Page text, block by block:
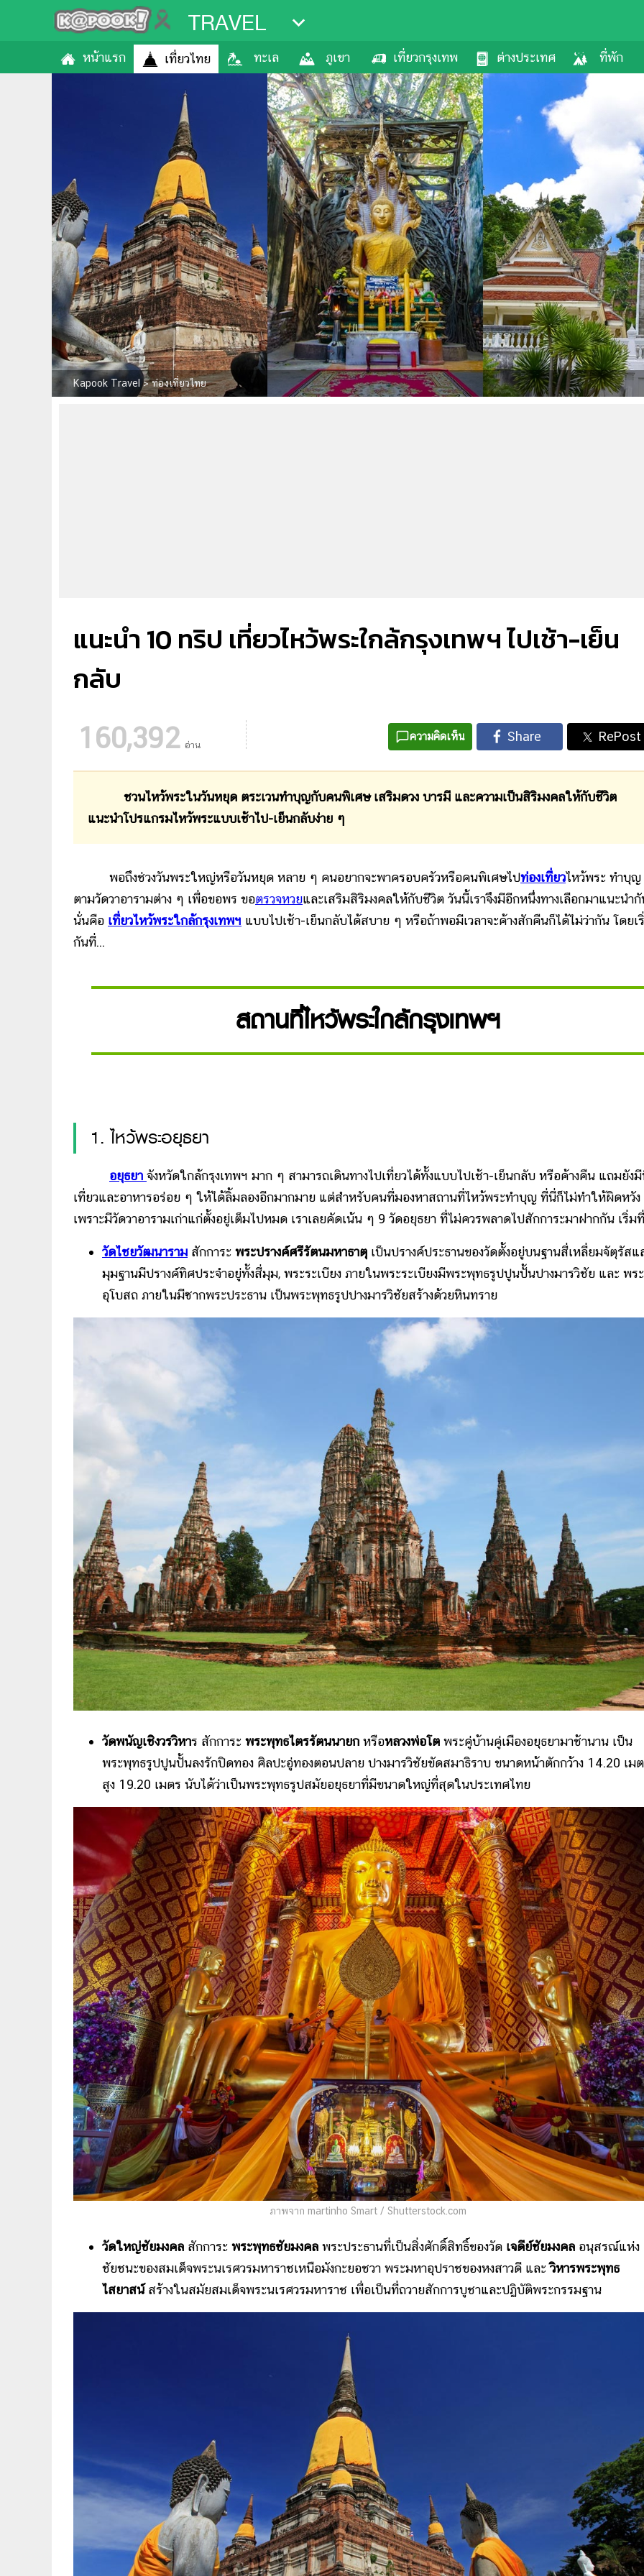
TRAVEL
หน้าแรก เที่ยวไทย ทะเล ภูเขา เที่ยวกรุงเทพ ต่างประเทศ ที่พัก
Kapook Travel >ท่องเที่ยวไทย
แนะนำ 10 ทริป เที่ยวไหว้พระใกล้กรุงเทพฯ ไปเช้า-เย็น
กลับ
160,392 อ่าน
ความคิดเห็น
ชวนไหว้พระในวันหยุด ตระเวนทำบุญกับคนพิเศษ เสริมดวง บารมี และความเป็นสิริมงคลให้กับชีวิต
แนะนำโปรแกรมไหว้พระแบบเช้าไป-เย็นกลับง่าย ๆ
พอถึงช่วงวันพระใหญ่หรือวันหยุด หลาย ๆ คนอยากจะพาครอบครัวหรือคนพิเศษไปท่องเที่ยวไหว้พระ ทำบุญ
ตามวัดวาอารามต่าง ๆ เพื่อขอพร ขอตรวจหวยและเสริมสิริมงคลให้กับชีวิต วันนี้เราจึงมีอีกหนึ่งทางเลือกมาแนะนำ
นั่นคือ เที่ยวไหว้พระใกล้กรุงเทพฯ แบบไปเช้า-เย็นกลับได้สบาย ๆ หรือถ้าพอมีเวลาจะค้างสักคืนก็ได้ไม่ว่ากัน โดยเ
กันที่...
สถานที่ไหว้พระใกล้กรุงเทพฯ
1. ไหว้พระอยุธยา
อยุธยา จังหวัดใกล้กรุงเทพฯ มาก ๆ สามารถเดินทางไปเที่ยวได้ทั้งแบบไปเช้า-เย็นกลับ หรือค้างคืน แถมยัง
เที่ยวและอาหารอร่อย ๆ ให้ได้ลิ้มลองอีกมากมาย แต่สำหรับคนที่มองหาสถานที่ไหว้พระทำบุญ ที่นี่ก็ไม่ทำให้ผิดหวัง
เพราะมีวัดวาอารามเก่าแก่ตั้งอยู่เต็มไปหมด เราเลยคัดเน้น ๆ 9 วัดอยุธยา ที่ไม่ควรพลาดไปสักการะมาฝากกัน เริ่มที่
วัดไชยวัฒนาราม สักการะ พระปรางค์ศรีรัตนมหาธาตุ เป็นปรางค์ประธานของวัดตั้งอยู่บนฐานสี่เหลี่ยมจัตุรัสแ
มุมฐานมีปรางค์ทิศประจำอยู่ทั้งสี่มุม, พระระเบียง ภายในพระระเบียงมีพระพุทธรูปปูนปั้นปางมารวิชัย และ พระ
อุโบสถ ภายในมีซากพระประธาน เป็นพระพุทธรูปปางมารวิชัยสร้างด้วยหินทราย
วัดพนัญเชิงวรวิหาร สักการะ พระพุทธไตรรัตนนายก หรือหลวงพ่อโต พระคู่บ้านคู่เมืองอยุธยามาช้านาน เป็น
พระพุทธรูปปูนปั้นลงรักปิดทอง ศิลปะอู่ทองตอนปลาย ปางมารวิชัยขัดสมาธิราบ ขนาดหน้าตักกว้าง 14.20 เม
สูง 19.20 เมตร นับได้ว่าเป็นพระพุทธรูปสมัยอยุธยาที่มีขนาดใหญ่ที่สุดในประเทศไทย
ภาพจาก martinho Smart / Shutterstock.com
วัดใหญ่ชัยมงคล สักการะ พระพุทธชัยมงคล พระประธานที่เป็นสิ่งศักดิ์สิทธิ์ของวัด เจดีย์ชัยมงคล อนุสรณ์แห่ง
ชัยชนะของสมเด็จพระนเรศวรมหาราชเหนือมังกะยอชวา พระมหาอุปราชของหงสาวดี และวิหารพระพุทธ
ไสยาสน์สร้างในสมัยสมเด็จพระนเรศวรมหาราช เพื่อเป็นที่ถวายสักการบูชาและปฏิบัติพระกรรมฐาน